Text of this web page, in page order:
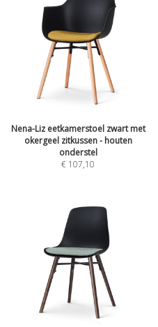
Nena-Liz eetkamerstoel zwart met
okergeel zitkussen - houten
onderstel
€ 107,10